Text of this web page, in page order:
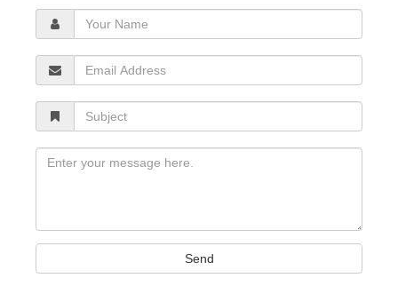
Your
Name
Email
Address
Subject
Message
Send